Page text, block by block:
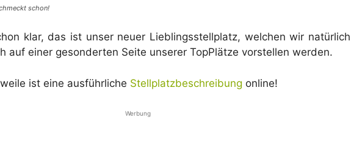
schon!
klar, das ist unser neuer Lieblingsstellplatz, welchen wir natürlich
auf einer gesonderten Seite unserer TopPlätze vorstellen werden.
ist eine ausführliche Stellplatzbeschreibung online!
Werbung